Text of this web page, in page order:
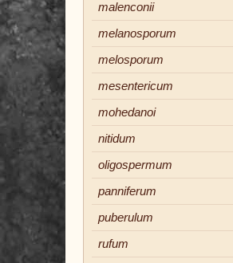
malenconii
melanosporum
melosporum
mesentericum
mohedanoi
nitidum
oligospermum
panniferum
puberulum
rufum